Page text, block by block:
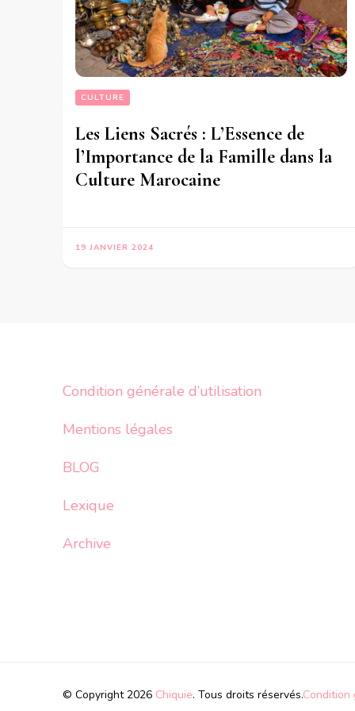
CULTURE
Les Liens Sacrés : L’Essence de
l’Importance de la Famille dans la
Culture Marocaine
19 JANVIER 2024
Condition générale d’utilisation
Mentions légales
BLOG
Lexique
Archive
© Copyright 2026 Chiquie. Tous droits réservés.Condition